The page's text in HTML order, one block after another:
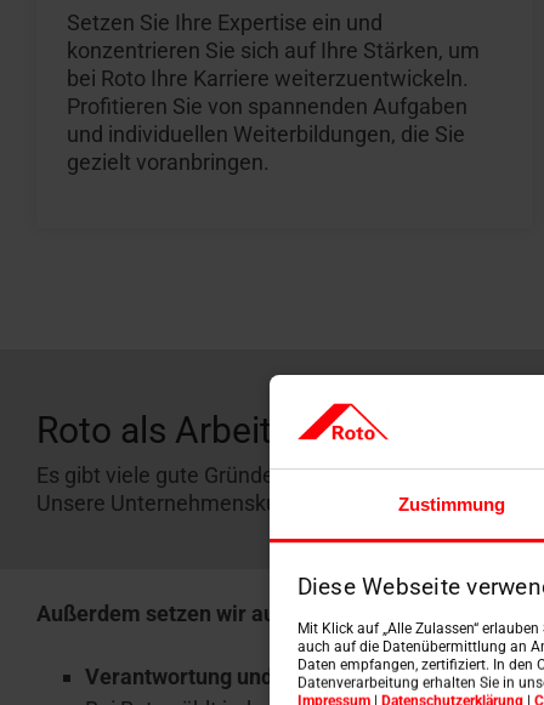
Zustimmung
Diese Webseite
Mit Klick auf „Alle Zulassen“
auch auf die Datenübermittlung an
Daten empfangen, zertifiziert. In den
Datenverarbeitung erhalten Sie in
Impressum| Datenschutzerklärung|
Setzen Sie Ihre Expertise ein und
konzentrieren Sie sich auf Ihre Stärken, um
bei Roto Ihre Karriere weiterzuentwickeln.
Profitieren Sie von spannenden Aufgaben
und individuellen Weiterbildungen, die Sie
gezielt voranbringen.
Roto als Arbeitgeber
Es gibt viele gute Gründe, sich für Roto als
Unsere Unternehmenskultur ist geprägt von
Außerdem setzen wir auf:
Verantwortung und Wirkung